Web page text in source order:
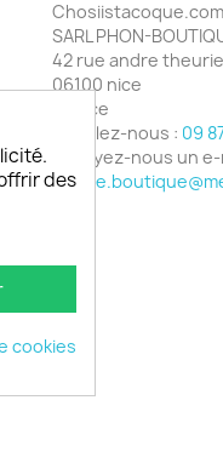
Chosiistacoque.com
SARL PHON-
42 rue andre
06100 nice
France
Appelez-nous : 09
Envoyez-nous un e-
des
cookies